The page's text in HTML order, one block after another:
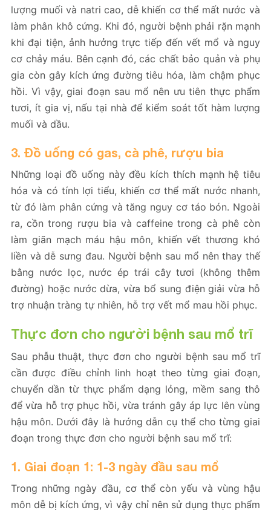
lượng muối và natri cao, dễ khiến cơ thể mất nước và
làm phân khô cứng. Khi đó, người bệnh phải rặn mạnh
khi đại tiện, ảnh hưởng trực tiếp đến vết mổ và nguy
cơ chảy máu. Bên cạnh đó, các chất bảo quản và phụ
gia còn gây kích ứng đường tiêu hóa, làm chậm phục
hồi. Vì vậy, giai đoạn sau mổ nên ưu tiên thực phẩm
tươi, ít gia vị, nấu tại nhà để kiểm soát tốt hàm lượng
muối và dầu.
3. Đồ uống có gas, cà phê, rượu bia
Những loại đồ uống này đều kích thích mạnh hệ tiêu
hóa và có tính lợi tiểu, khiến cơ thể mất nước nhanh,
từ đó làm phân cứng và tăng nguy cơ táo bón. Ngoài
ra, cồn trong rượu bia và caffeine trong cà phê còn
làm giãn mạch máu hậu môn, khiến vết thương khó
liền và dễ sưng đau. Người bệnh sau mổ nên thay thế
bằng nước lọc, nước ép trái cây tươi (không thêm
đường) hoặc nước dừa, vừa bổ sung điện giải vừa hỗ
trợ nhuận tràng tự nhiên, hỗ trợ vết mổ mau hồi phục.
Thực đơn cho người bệnh sau mổ trĩ
Sau phẫu thuật, thực đơn cho người bệnh sau mổ trĩ
cần được điều chỉnh linh hoạt theo từng giai đoạn,
chuyển dần từ thực phẩm dạng lỏng, mềm sang thô
để vừa hỗ trợ phục hồi, vừa tránh gây áp lực lên vùng
hậu môn. Dưới đây là hướng dẫn cụ thể cho từng giai
đoạn trong thực đơn cho người bệnh sau mổ trĩ:
1. Giai đoạn 1: 1-3 ngày đầu sau mổ
Trong những ngày đầu, cơ thể còn yếu và vùng hậu
môn dễ bị kích ứng, vì vậy chỉ nên sử dụng thực phẩm